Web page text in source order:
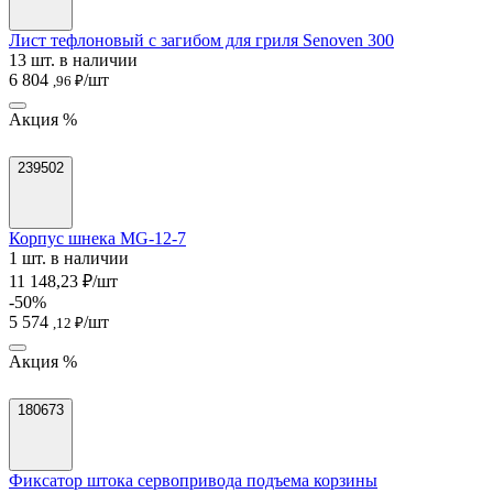
Лист тефлоновый с загибом для гриля Senoven 300
13 шт. в наличии
6 804 ,96 ₽/шт
Акция %
239502
Корпус шнека MG-12-7
1 шт. в наличии
11 148,23 ₽/шт
-50%
5 574 ,12 ₽/шт
Акция %
180673
Фиксатор штока сервопривода подъема корзины